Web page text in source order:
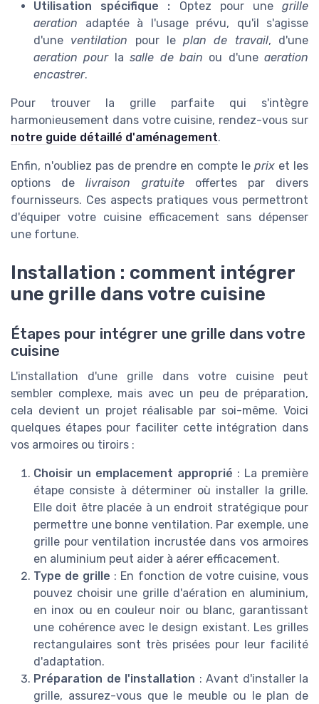
Utilisation spécifique : Optez pour une grille
aeration adaptée à l'usage prévu, qu'il s'agisse
d'une ventilation pour leplan de travail, d'une
aeration pourlasalle de bain ou d'une aeration
encastrer.
Pour trouver la grille parfaite qui s'intègre
harmonieusement dans votre cuisine, rendez-vous sur
notre guide détaillé d'aménagement.
Enfin, n'oubliez pas de prendre en compte le prix et les
options delivraison gratuiteoffertes par divers
fournisseurs. Ces aspects pratiques vous permettront
d'équiper votre cuisine efficacement sans dépenser
une fortune.
Installation : comment intégrer
une grille dans votre cuisine
Étapes pour intégrer une grille dans votre
cuisine
L'installation d'une grille dans votre cuisine peut
sembler complexe, mais avec un peu de préparation,
cela devient un projet réalisable par soi-même. Voici
quelques étapes pour faciliter cette intégration dans
vos armoires ou tiroirs :
Choisir un emplacement approprié : La première
étape consiste à déterminer où installer la grille.
Elle doit être placée à un endroit stratégique pour
permettre une bonne ventilation. Par exemple, une
grille pour ventilation incrustée dans vos armoires
en aluminium peut aider à aérer efficacement.
Type de grille : En fonction de votre cuisine, vous
pouvez choisir une grille d'aération en aluminium,
en inox ou en couleur noir ou blanc, garantissant
une cohérence avec le design existant. Les grilles
rectangulaires sont très prisées pour leur facilité
d'adaptation.
Préparation de l'installation : Avant d'installer la
grille, assurez-vous que le meuble ou le plan de